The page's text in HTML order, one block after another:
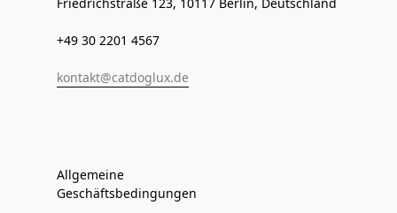
+49 30 2201 4567
kontakt@catdoglux.de
Allgemeine
Geschäftsbedingungen